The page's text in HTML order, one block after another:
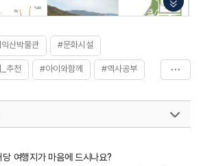
산박물관 #문화시설
추천 #아이와함께 #역사공부
-모두의여행)
033-738-3425
당 여행지가 마음에 드시나요?